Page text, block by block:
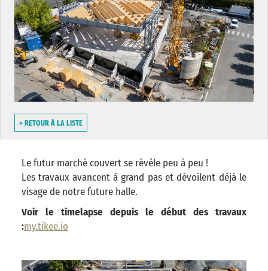
> RETOUR À LA LISTE
Le futur marché couvert se révèle peu à peu !
Les travaux avancent à grand pas et dévoilent déjà le
visage de notre future halle.
Voir le timelapse depuis le début des travaux
:my.tikee.io